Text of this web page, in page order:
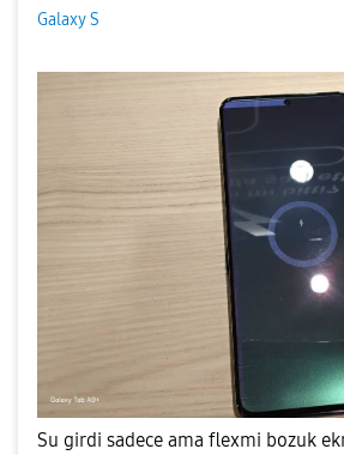
Galaxy S
Su girdi sadece ama flexmi bozuk